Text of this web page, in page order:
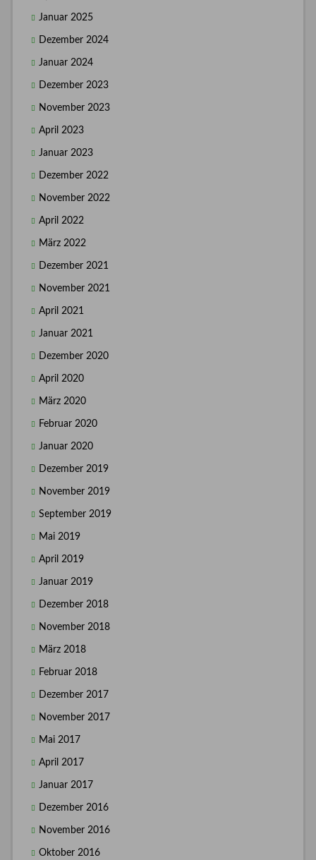
Januar 2025
Dezember 2024
Januar 2024
Dezember 2023
November 2023
April 2023
Januar 2023
Dezember 2022
November 2022
April 2022
März 2022
Dezember 2021
November 2021
April 2021
Januar 2021
Dezember 2020
April 2020
März 2020
Februar 2020
Januar 2020
Dezember 2019
November 2019
September 2019
Mai 2019
April 2019
Januar 2019
Dezember 2018
November 2018
März 2018
Februar 2018
Dezember 2017
November 2017
Mai 2017
April 2017
Januar 2017
Dezember 2016
November 2016
Oktober 2016